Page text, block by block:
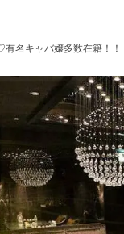
川崎・溝の口 (1)
埼玉県 (4)
週１～OK (18)
カラオケあり (13)
名キャバ嬢多数在籍！！